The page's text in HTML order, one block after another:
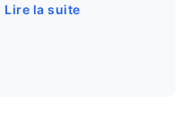
Lire la suite